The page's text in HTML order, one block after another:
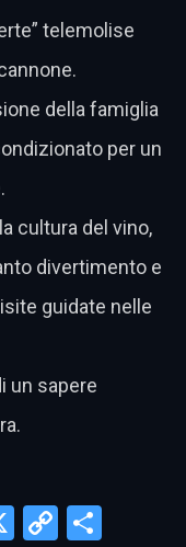
telemolise
della famiglia
per un
cultura del vino,
divertimento e
guidate nelle
un sapere
X
Copy